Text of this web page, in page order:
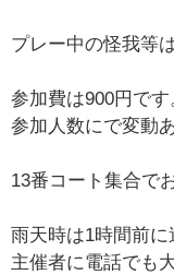
プレー中の怪我等
参加費は900円です
参加人数にで変動
13番コート集合で
雨天時は1時間前に
主催者に電話でも